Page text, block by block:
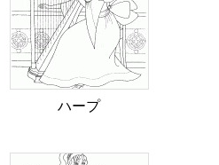
ハープ